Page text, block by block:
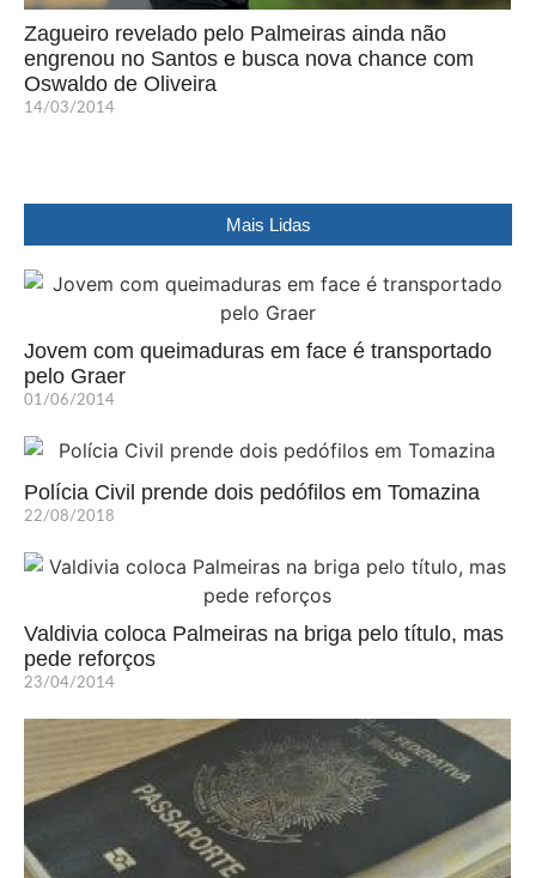
Zagueiro revelado pelo Palmeiras ainda não
engrenou no Santos e busca nova chance com
Oswaldo de Oliveira
14/03/2014
Mais Lidas
Jovem com queimaduras em face é transportado
pelo Graer
01/06/2014
Polícia Civil prende dois pedófilos em Tomazina
22/08/2018
Valdivia coloca Palmeiras na briga pelo título, mas
pede reforços
23/04/2014